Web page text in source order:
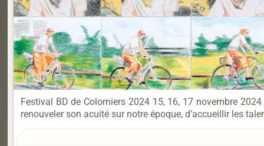
Festival BD de Colomiers 2024 15, 16, 17 novembre
renouveler son acuité sur notre époque, d’ac­cueillir les